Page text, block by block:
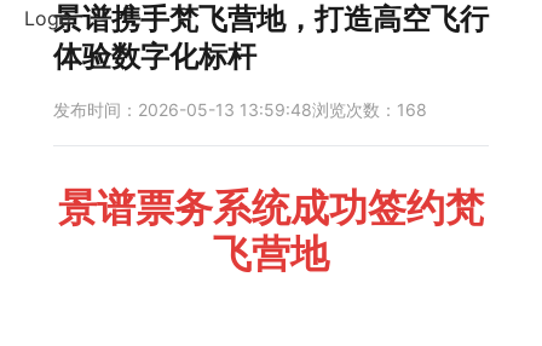
景谱携手梵飞营地，打造高空飞行
体验数字化标杆
发布时间：2026-05-13 13:59:48浏览次数：168
景谱票务系统成功签约梵
飞营地